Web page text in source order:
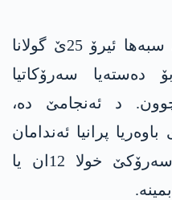
ل گۆری ئاژانسا “فارس”، سبەھا ئیرۆ 25ێ گولانا
بۆ دەستەیا سەرۆکاتیا
چوون. د ئەنجامێ دە،
پرانیا ئەندامان
ب دەست بخە و وەک سەرۆکێ خولا 12ان یا